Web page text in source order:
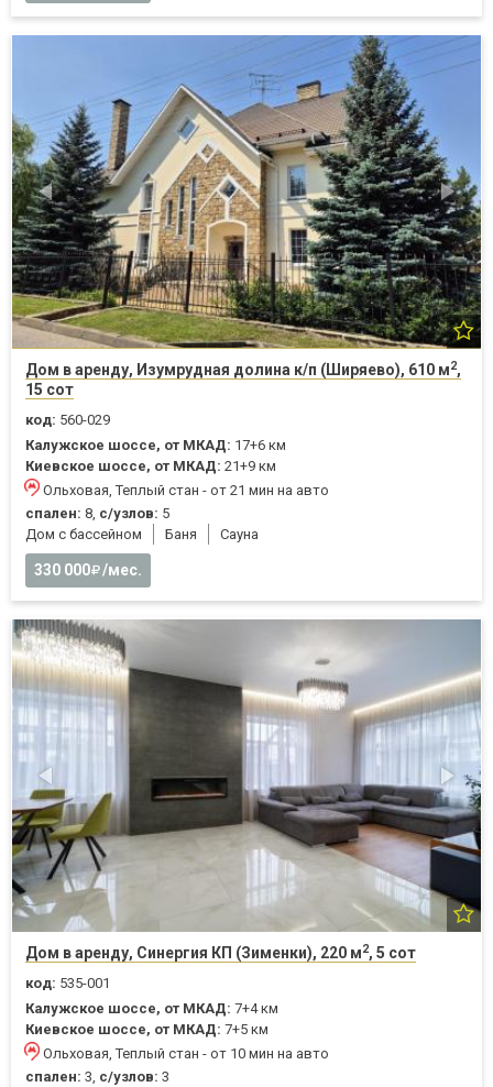
Дом в аренду, Изумрудная долина к/п (Ширяево), 610 м2,
15 сот
код: 560-029
Калужское шоссе, от МКАД: 17+6 км
Киевское шоссе, от МКАД: 21+9 км
Ольховая, Теплый стан - от 21 мин на авто
спален: 8, с/узлов: 5
Дом с бассейном
Баня Cауна
330 000 /мес.
Дом в аренду, Синергия КП (Зименки), 220 м2, 5 сот
код: 535-001
Калужское шоссе, от МКАД: 7+4 км
Киевское шоссе, от МКАД: 7+5 км
Ольховая, Теплый стан - от 10 мин на авто
спален: 3, с/узлов: 3